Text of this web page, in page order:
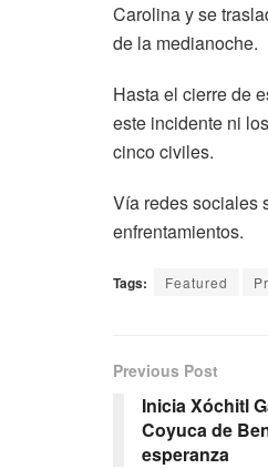
Carolina y se
de la medianoche.
Hasta el cierre de
este incidente ni
cinco civiles.
Vía redes sociales
enfrentamientos.
Tags: Featured
Previous Post
Inicia Xóchitl
Coyuca de
esperanza